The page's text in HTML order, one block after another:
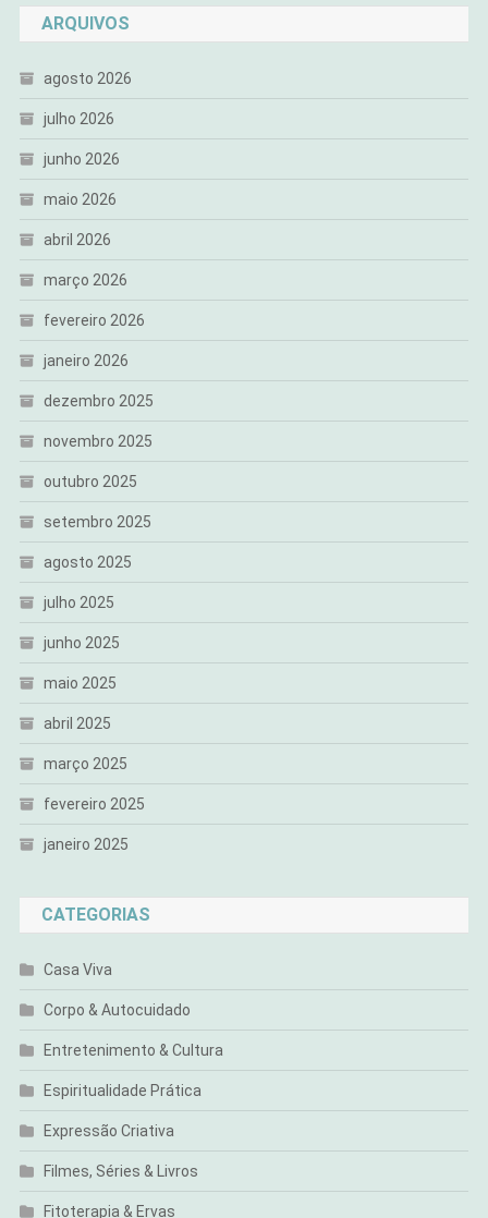
ARQUIVOS
agosto 2026
julho 2026
junho 2026
maio 2026
abril 2026
março 2026
fevereiro 2026
janeiro 2026
dezembro 2025
novembro 2025
outubro 2025
setembro 2025
agosto 2025
julho 2025
junho 2025
maio 2025
abril 2025
março 2025
fevereiro 2025
janeiro 2025
CATEGORIAS
Casa Viva
Corpo & Autocuidado
Entretenimento & Cultura
Espiritualidade Prática
Expressão Criativa
Filmes, Séries & Livros
Fitoterapia & Ervas